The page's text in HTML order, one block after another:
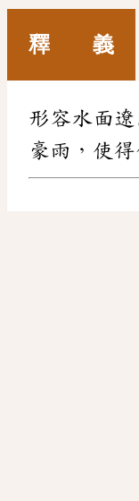
釋 義
形容水面
豪雨，使